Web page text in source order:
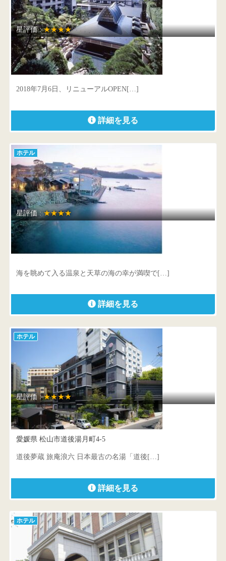
星評価 :★★★★
玉造グランドホテル長生閣
島根県 松江市玉湯町玉造331
2018年7月6日、リニューアルOPEN[…]
詳細を見る
ホテル
星評価 :★★★★
海のやすらぎ ホテル竜宮
熊本県 上天草市松島町合津6136-20
海を眺めて入る温泉と天草の海の幸が満喫で[…]
詳細を見る
ホテル
星評価 :★★★★
ＣＨＡＨＡＲＵ離れ 道後夢蔵
愛媛県 松山市道後湯月町4-5
道後夢蔵 旅庵浪六 日本最古の名湯「道後[…]
詳細を見る
ホテル